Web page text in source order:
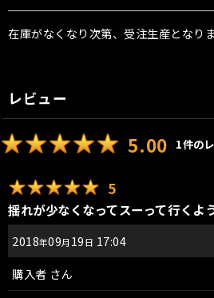
在庫がなくなり次第、受注生産となりま
レビュー
5.00 1件の
5
揺れが少なくなってスーって行くよ
2018年09月19日 17:04
購入者 さん